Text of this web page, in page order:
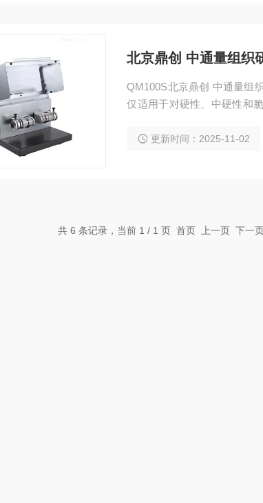
北京鼎创 中通量组织
QM100S北京鼎创 中通量组
仅适用于对硬性、中硬性和
更新时间：2025-11-02
共 6 条记录，当前 1 / 1 页 首页 上一页 下一